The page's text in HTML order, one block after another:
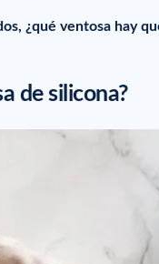
¿qué ventosa hay
de silicona?